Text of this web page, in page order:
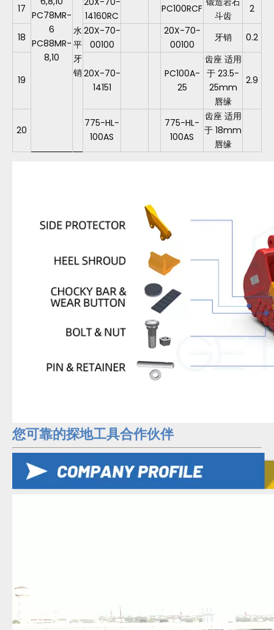
PC78MR-
6
PC88MR-
8,10
水
平
牙
销
17
14160RC
PC100RCF
斗齿
2
18
20X-70-
00100
20X-70-
00100
牙销 0.2
19
20X-70-
14151
PC100A-
25
齿座 适用
于 23.5-
25mm
唇缘
2.9
20
775-HL-
100AS
775-HL-
100AS
齿座 适用
于 18mm
唇缘
您可靠的探地工具合作伙伴